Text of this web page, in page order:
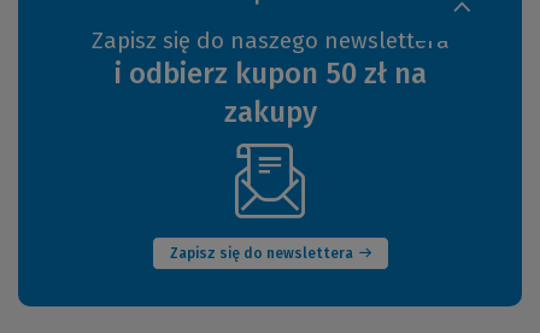
Zapisz się do naszego newslettera
i odbierz kupon 50 zł na
zakupy
Zapisz się do newslettera
(Nowe
okno)